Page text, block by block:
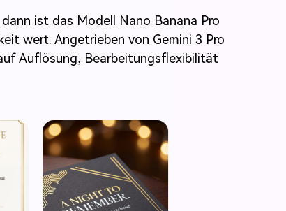
ist das Modell Nano Banana Pro
wert. Angetrieben von Gemini 3 Pro
Auflösung, Bearbeitungsflexibilität